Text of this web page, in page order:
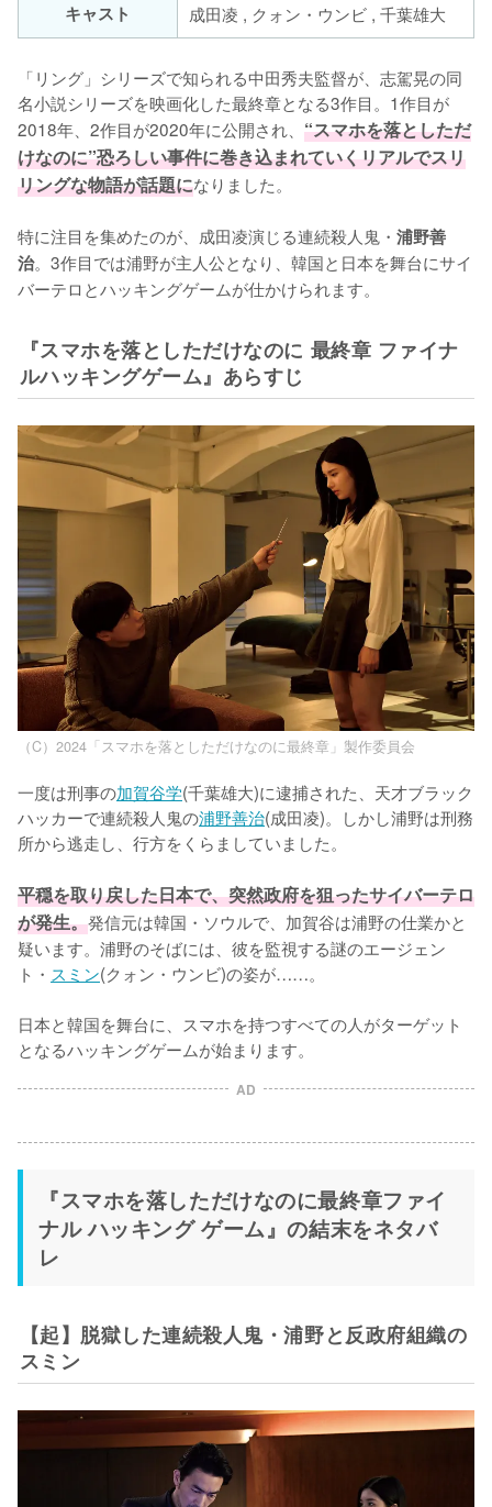
キャスト
成田凌 , クォン・ウンビ , 千葉雄大
「リング」シリーズで知られる中田秀夫監督が、志駕晃の同
名小説シリーズを映画化した最終章となる3作目。1作目が
2018年、2作目が2020年に公開され、 “スマホを落としただ
けなのに”恐ろしい事件に巻き込まれていくリアルでスリ
リングな物語が話題になりました。
特に注目を集めたのが、成田凌演じる連続殺人鬼・ 浦野善
治。3作目では浦野が主人公となり、韓国と日本を舞台にサイ
バーテロとハッキングゲームが仕かけられます。
『スマホを落としただけなのに 最終章 ファイナ
ルハッキングゲーム』あらすじ
（C）2024「スマホを落としただけなのに最終章」製作委員会
一度は刑事の加賀谷学(千葉雄大)に逮捕された、天才ブラック
ハッカーで連続殺人鬼の浦野善治(成田凌)。しかし浦野は刑務
所から逃走し、行方をくらましていました。
平穏を取り戻した日本で、突然政府を狙ったサイバーテロ
が発生。発信元は韓国・ソウルで、加賀谷は浦野の仕業かと
疑います。浦野のそばには、彼を監視する謎のエージェン
ト・ スミン(クォン・ウンビ)の姿が……。
日本と韓国を舞台に、スマホを持つすべての人がターゲット
となるハッキングゲームが始まります。
AD
『スマホを落しただけなのに最終章ファイ
ナル ハッキング ゲーム』の結末をネタバ
レ
【起】脱獄した連続殺人鬼・浦野と反政府組織の
スミン